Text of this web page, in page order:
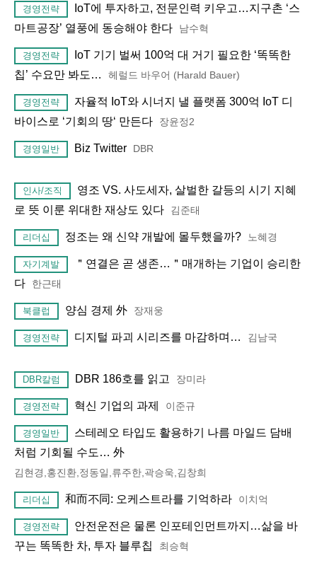
경영전략
IoT에 투자하고, 전문인력 키우고…지구촌 ‘스
마트공장’ 열풍에 동승해야 한다
남수혁
경영전략
IoT 기기 벌써 100억 대 거기 필요한 ‘똑똑한
칩’ 수요만 봐도…
헤럴드 바우어 (Harald Bauer)
경영전략
자율적 IoT와 시너지 낼 플랫폼 300억 IoT 디
바이스로 ‘기회의 땅‘ 만든다
장윤정2
경영일반 Biz Twitter DBR
인사/조직
영조 VS. 사도세자, 살벌한 갈등의 시기 지혜
로 뜻 이룬 위대한 재상도 있다
김준태
리더십 정조는 왜 신약 개발에 몰두했을까? 노혜경
자기계발
＂연결은 곧 생존…＂매개하는 기업이 승리한
다
한근태
북클럽 양심 경제 外 장재웅
경영전략 디지털 파괴 시리즈를 마감하며… 김남국
DBR칼럼 DBR 186호를 읽고 장미라
경영전략 혁신 기업의 과제 이준규
경영일반
스테레오 타입도 활용하기 나름 마일드 담배
처럼 기회될 수도… 外
김현경,홍진환,정동일,류주한,곽승욱,김창희
리더십 和而不同: 오케스트라를 기억하라 이치억
경영전략
안전운전은 물론 인포테인먼트까지…삶을 바
꾸는 똑똑한 차, 투자 블루칩
최승혁